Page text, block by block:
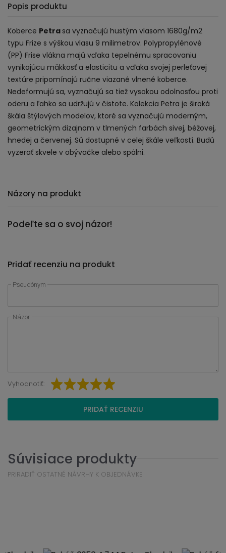
Popis produktu
Koberce Petra sa vyznačujú hustým vlasom 1680g/m2
typu Frize s výškou vlasu 9 milimetrov. Polypropylénové
(PP) Frise vlákna majú vďaka tepelnému spracovaniu
vynikajúcu mäkkosť a elasticitu a vďaka svojej perleťovej
textúre pripomínajú ručne viazané vlnené koberce.
Nedeformujú sa, vyznačujú sa tiež vysokou odolnosťou proti
oderu a ľahko sa udržujú v čistote. Kolekcia Petra je široká
škála štýlových modelov, ktoré sa vyznačujú moderným,
geometrickým dizajnom v tlmených farbách sivej, béžovej,
hnedej a červenej. Sú dostupné v celej škále veľkostí. Budú
vyzerať skvele v obývačke alebo spálni.
Názory na produkt
Podeľte sa o svoj názor!
Pridať recenziu na produkt
Pseudónym
Názor
Vyhodnotiť:
PRIDAŤ RECENZIU
Súvisiace produkty
PRIRADIŤ OSTATNÉ NÁVRHY K OBJEDNÁVKE